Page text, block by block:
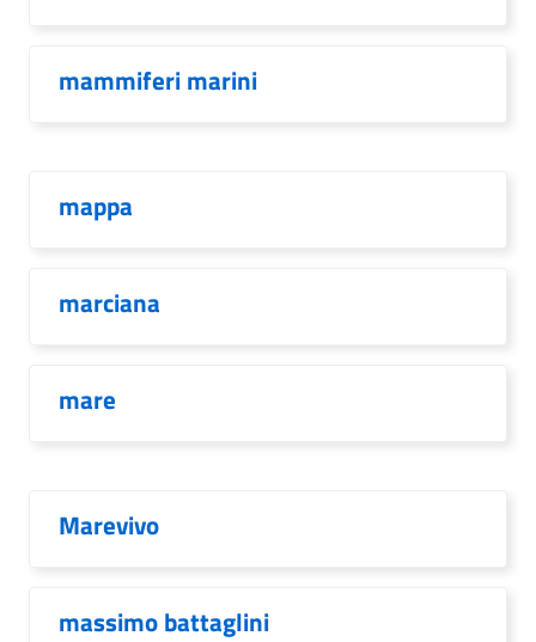
mammiferi marini
mappa
marciana
mare
Marevivo
massimo battaglini